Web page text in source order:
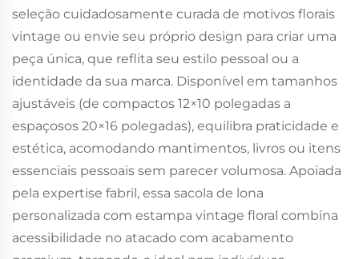
seleção cuidadosamente curada de motivos florais
vintage ou envie seu próprio design para criar uma
peça única, que reflita seu estilo pessoal ou a
identidade da sua marca. Disponível em tamanhos
ajustáveis (de compactos 12×10 polegadas a
espaçosos 20×16 polegadas), equilibra praticidade e
estética, acomodando mantimentos, livros ou itens
essenciais pessoais sem parecer volumosa. Apoiada
pela expertise fabril, essa sacola de lona
personalizada com estampa vintage floral combina
acessibilidade no atacado com acabamento